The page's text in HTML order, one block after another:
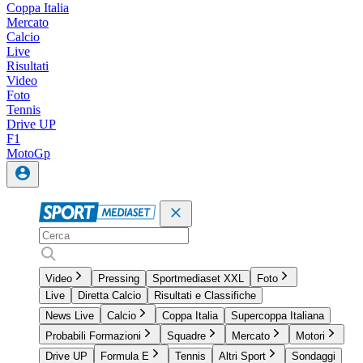
Coppa Italia
Mercato
Calcio
Live
Risultati
Video
Foto
Tennis
Drive UP
F1
MotoGp
Video Pressing Sportmediaset XXL
Foto
Live
Diretta Calcio
Risultati e Classifiche
News Live
Calcio Coppa Italia
Supercoppa Italiana
Probabili Formazioni
Squadre Mercato
Motori
Drive UP
Formula E Tennis Altri Sport
Sondaggi